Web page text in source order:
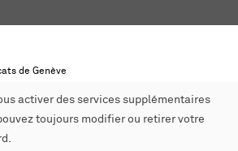
de Genève
activer des services supplémentaires
toujours modifier ou retirer votre